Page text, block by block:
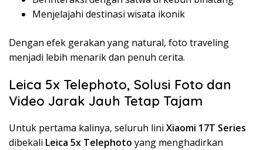
Menjelajahi destinasi wisata ikonik
Dengan efek gerakan yang natural, foto traveling
menjadi lebih menarik dan penuh cerita.
Leica 5x Telephoto, Solusi Foto dan
Video Jarak Jauh Tetap Tajam
Untuk pertama kalinya, seluruh lini Xiaomi 17T Series
dibekali Leica 5x Telephoto yang menghadirkan